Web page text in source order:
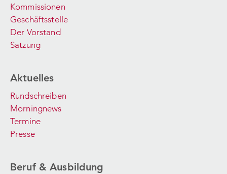
Kommissionen
Geschäftsstelle
Der Vorstand
Satzung
Aktuelles
Rundschreiben
Morningnews
Termine
Presse
Beruf & Ausbildung